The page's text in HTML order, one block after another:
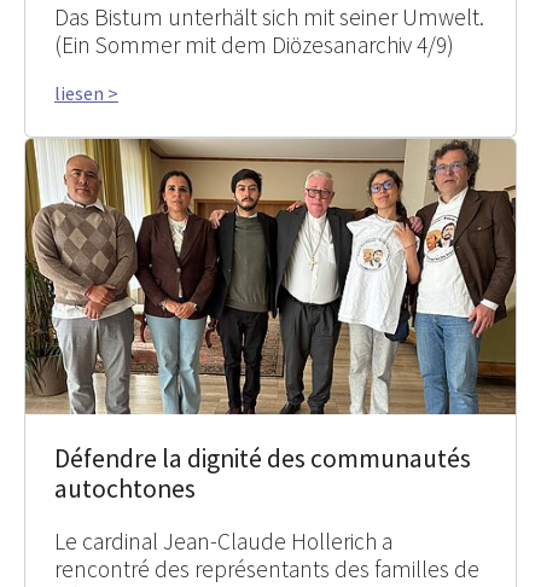
Das Bistum unterhält sich mit seiner Umwelt.
(Ein Sommer mit dem Diözesanarchiv 4/9)
liesen >
Défendre la dignité des communautés
autochtones
Le cardinal Jean-Claude Hollerich a
rencontré des représentants des familles de